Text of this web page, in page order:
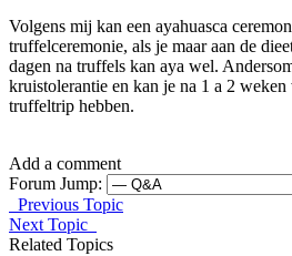
Volgens mij kan een ayahuasca
truffelceremonie, als je maar aan de
dagen na truffels kan aya wel.
kruistolerantie en kan je na 1 a 2
truffeltrip hebben.
Add a comment
Forum Jump:
Previous Topic
Next Topic
Related Topics